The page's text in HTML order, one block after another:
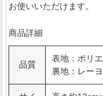
お使いいただけます。
商品詳細
品質
表地：ポリ
裏地：レー